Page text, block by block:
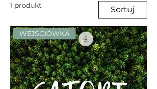
1 produkt Sortuj
WEJŚCIÓWKA